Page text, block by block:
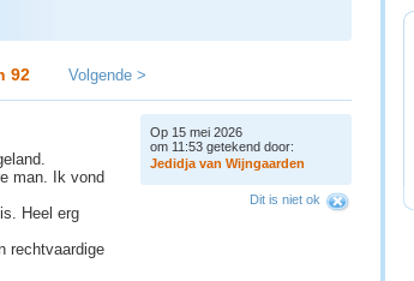
92 Volgende >
man. Ik vond
Heel erg
rechtvaardige
Op 15 mei 2026
om 11:53 getekend door:
Jedidja van Wijngaarden
Dit is niet ok